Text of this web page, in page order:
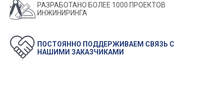
РАЗРАБОТАНО БОЛЕЕ 1000 ПРОЕКТОВ
ИНЖИНИРИНГА
ПОСТОЯННО ПОДДЕРЖИВАЕМ СВЯЗЬ С НАШИМИ
ЗАКАЗЧИКАМИ